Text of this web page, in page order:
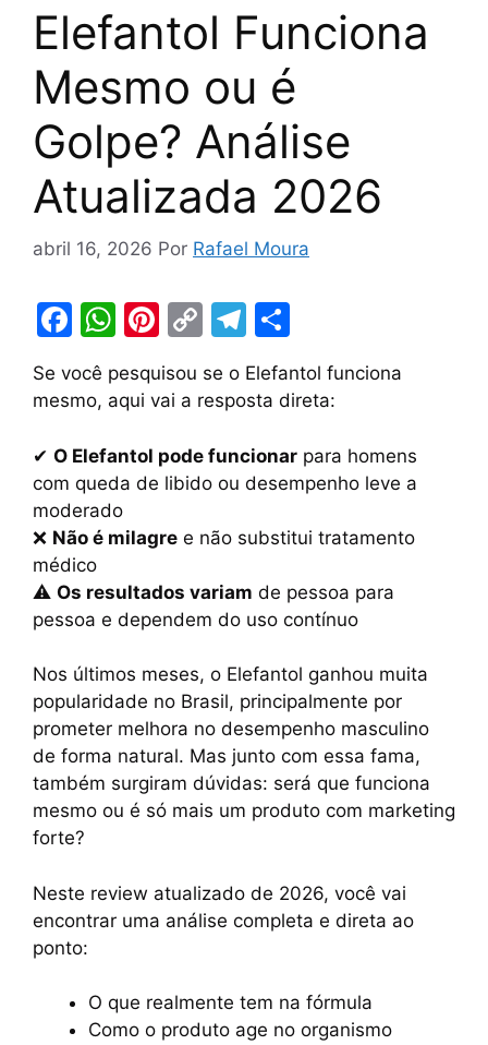
Elefantol Funciona
Mesmo ou é
Golpe? Análise
Atualizada 2026
abril 16, 2026 Por Rafael Moura
F
c
b
o
o
k
W
at
s
A
p
p
Pi
nt
er
st
C
p
Li
n
k
T
el
e
a
m
ar
Se você pesquisou se o Elefantol funciona
mesmo, aqui vai a resposta direta:
✔ O Elefantol pode funcionar para homens
com queda de libido ou desempenho leve a
moderado
❌ Não é milagre e não substitui tratamento
médico
⚠️ Os resultados variam de pessoa para
pessoa e dependem do uso contínuo
Nos últimos meses, o Elefantol ganhou muita
popularidade no Brasil, principalmente por
prometer melhora no desempenho masculino
de forma natural. Mas junto com essa fama,
também surgiram dúvidas: será que funciona
mesmo ou é só mais um produto com marketing
forte?
Neste review atualizado de 2026, você vai
encontrar uma análise completa e direta ao
ponto:
O que realmente tem na fórmula
Como o produto age no organismo